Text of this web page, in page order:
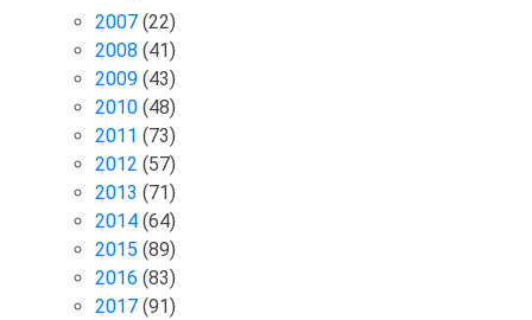
2007 (22)
2008 (41)
2009 (43)
2010 (48)
2011 (73)
2012 (57)
2013 (71)
2014 (64)
2015 (89)
2016 (83)
2017 (91)